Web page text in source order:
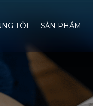
TÔI SẢN PHẨM